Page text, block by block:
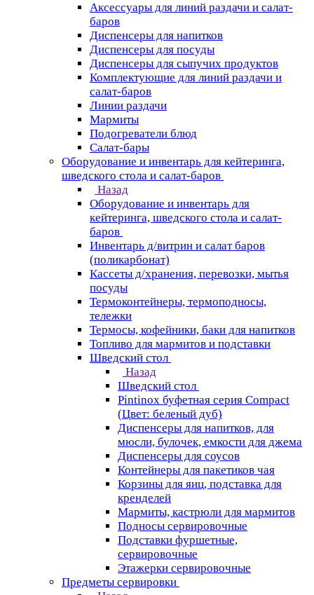
Аксессуары для линий раздачи и салат-
баров
Диспенсеры для напитков
Диспенсеры для посуды
Диспенсеры для сыпучих продуктов
Комплектующие для линий раздачи и
салат-баров
Линии раздачи
Мармиты
Подогреватели блюд
Салат-бары
Оборудование и инвентарь для кейтеринга,
шведского стола и салат-баров
Назад
Оборудование и инвентарь для
кейтеринга, шведского стола и салат-
баров
Инвентарь д/витрин и салат баров
(поликарбонат)
Кассеты д/хранения, перевозки, мытья
посуды
Термоконтейнеры, термоподносы,
тележки
Термосы, кофейники, баки для напитков
Топливо для мармитов и подставки
Шведский стол
Назад
Шведский стол
Pintinox буфетная серия Compact
(Цвет: беленый дуб)
Диспенсеры для напитков, для
мюсли, булочек, емкости для джема
Диспенсеры для соусов
Контейнеры для пакетиков чая
Корзины для яиц, подставка для
кренделей
Мармиты, кастрюли для мармитов
Подносы сервировочные
Подставки фуршетные,
сервировочные
Этажерки сервировочные
Предметы сервировки